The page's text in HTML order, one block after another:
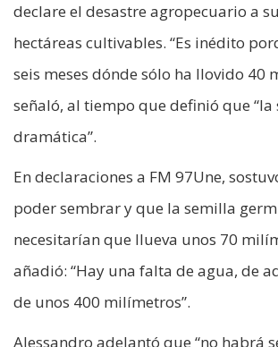
declare el desastre agropecuario a
hectáreas cultivables. “Es inédito
seis meses dónde sólo ha llovido 40
señaló, al tiempo que definió que “la
dramática”.
En declaraciones a FM 97Une,
poder sembrar y que la semilla
necesitarían que llueva unos 70
añadió: “Hay una falta de agua, de
de unos 400 milímetros”.
Alessandro adelantó que “no habrá